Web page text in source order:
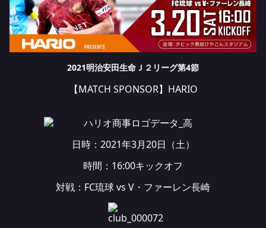
2021明治安田生命Ｊ２リーグ第4節
【MATCH SPONSOR】 HARIO
日時：2021年3月20日（土）
時間：16:00キックオフ
対戦：FC琉球 vs V・ファーレン長崎